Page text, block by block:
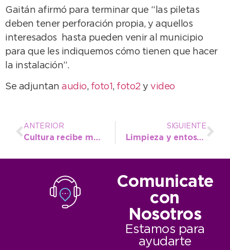
Gaitán afirmó para terminar que “las piletas
deben tener perforación propia, y aquellos
interesados hasta pueden venir al municipio
para que les indiquemos cómo tienen que hacer
la instalación”.
Se adjuntan audio, foto1 , foto2 y video
ANTERIOR
Cultura recibe materiales descartables para el armado del Festival Infantil
SIGUIENTE
Limpieza y entoscado en Avenida 2, desde el camping y hacia Punta Negra
Comunicate
con
Nosotros
Estamos para
ayudarte